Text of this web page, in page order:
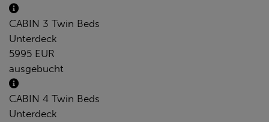
CABIN 3 Twin Beds
Unterdeck
5995 EUR
ausgebucht
CABIN 4 Twin Beds
Unterdeck